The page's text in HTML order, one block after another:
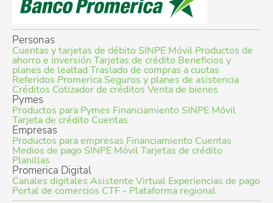
Personas
Cuentas y tarjetas de débito SINPE Móvil Productos de
ahorro e inversión Tarjetas de crédito Beneficios y
planes de lealtad Traslado de compras a cuotas
Referidos Promerica Seguros y planes de asistencia
Créditos Cotizador de créditosVenta de bienes
Pymes
Productos para Pymes Financiamiento SINPE Móvil
Tarjeta de crédito Cuentas
Empresas
Productos para empresas Financiamiento Cuentas
Medios de pago SINPE MóvilTarjetas de crédito
Planillas
Promerica Digital
Canales digitales Asistente Virtual Experiencias de pago
Portal de comercios CTF - Plataforma regional